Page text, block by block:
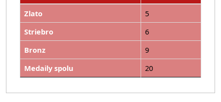
Zlato
5
Striebro
6
Bronz
9
Medaily spolu
20